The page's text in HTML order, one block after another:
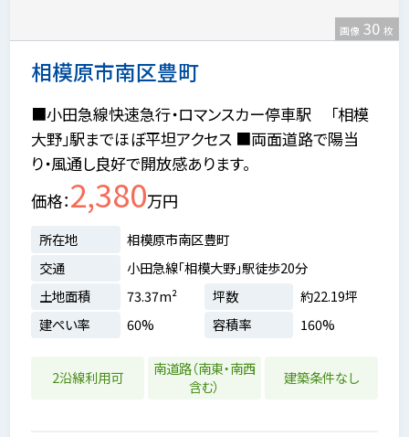
相模原市南区豊町
画像 30 枚
■小田急線快速急行・ロマンスカー停車駅 「相模
大野」駅までほぼ平坦アクセス ■両面道路で陽当
り・風通し良好で開放感あります。
価格 2,380万円
所在地
相模原市南区豊町
交通
小田急線「相模大野」駅徒歩20分
土地面積
73.37m² 坪数
約22.19坪
建ぺい率
60% 容積率 160%
2沿線利用可
南道路（南東・南西
含む）
建築条件なし